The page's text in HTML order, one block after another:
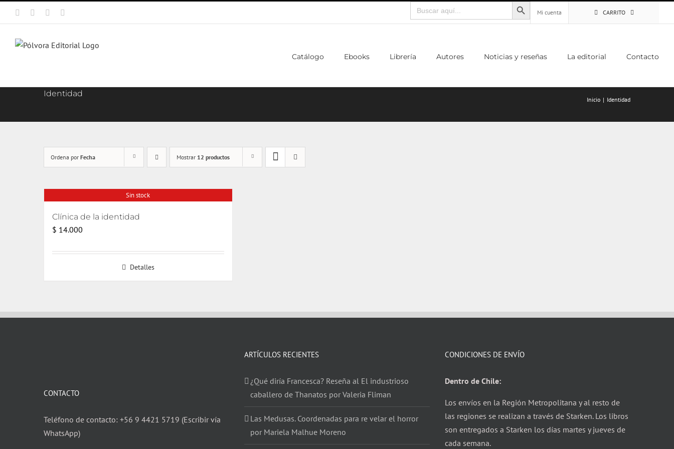
Facebook Instagram
Buscar:
Mi cuenta
CARRITO
Catálogo Ebooks Librería Autores Noticias y reseñas La editorial Contacto
Identidad
Inicio Identidad
Ordena por Fecha Mostrar 12 productos
Sin stock
Clínica de la identidad
$ 14.000
Detalles
CONTACTO
Teléfono de contacto: +56 9 4421 5719 (Escribir vía
WhatsApp)
ARTÍCULOS RECIENTES
¿Qué diría Francesca? Reseña al El industrioso
caballero de Thanatos por Valeria Fliman
Las Medusas. Coordenadas para re velar el horror
por Mariela Malhue Moreno
CONDICIONES DE ENVÍO
Dentro de Chile:
Los envíos en la Región Metropolitana y al resto de
las regiones se realizan a través de Starken. Los libros
son entregados a Starken los días martes y jueves de
cada semana.